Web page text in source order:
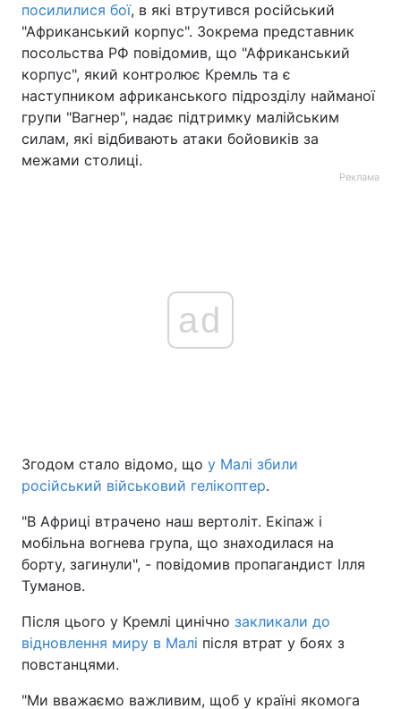
посилилися бої, в які втрутився російський
"Африканський корпус". Зокрема представник
посольства РФ повідомив, що "Африканський
корпус", який контролює Кремль та є
наступником африканського підрозділу найманої
групи "Вагнер", надає підтримку малійським
силам, які відбивають атаки бойовиків за
межами столиці.
Реклама
ad
Згодом стало відомо, що у Малі збили
російський військовий гелікоптер.
"В Африці втрачено наш вертоліт. Екіпаж і
мобільна вогнева група, що знаходилася на
борту, загинули", - повідомив пропагандист Ілля
Туманов.
Після цього у Кремлі цинічно закликали до
відновлення миру в Малі після втрат у боях з
повстанцями.
"Ми вважаємо важливим, щоб у країні якомога